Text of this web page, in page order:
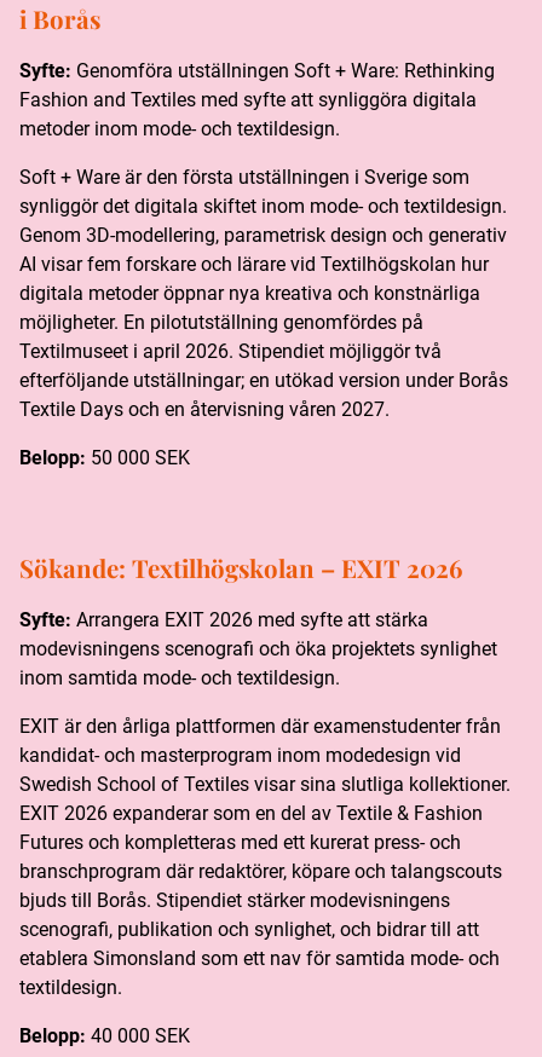
i Borås
Syfte: Genomföra utställningen Soft + Ware: Rethinking
Fashion and Textiles med syfte att synliggöra digitala
metoder inom mode- och textildesign.
Soft + Ware är den första utställningen i Sverige som
synliggör det digitala skiftet inom mode- och textildesign.
Genom 3D-modellering, parametrisk design och generativ
AI visar fem forskare och lärare vid Textilhögskolan hur
digitala metoder öppnar nya kreativa och konstnärliga
möjligheter. En pilotutställning genomfördes på
Textilmuseet i april 2026. Stipendiet möjliggör två
efterföljande utställningar; en utökad version under Borås
Textile Days och en återvisning våren 2027.
Belopp: 50 000 SEK
Sökande: Textilhögskolan – EXIT 2026
Syfte: Arrangera EXIT 2026 med syfte att stärka
modevisningens scenografi och öka projektets synlighet
inom samtida mode- och textildesign.
EXIT är den årliga plattformen där examenstudenter från
kandidat- och masterprogram inom modedesign vid
Swedish School of Textiles visar sina slutliga kollektioner.
EXIT 2026 expanderar som en del av Textile & Fashion
Futures och kompletteras med ett kurerat press- och
branschprogram där redaktörer, köpare och talangscouts
bjuds till Borås. Stipendiet stärker modevisningens
scenografi, publikation och synlighet, och bidrar till att
etablera Simonsland som ett nav för samtida mode- och
textildesign.
Belopp: 40 000 SEK